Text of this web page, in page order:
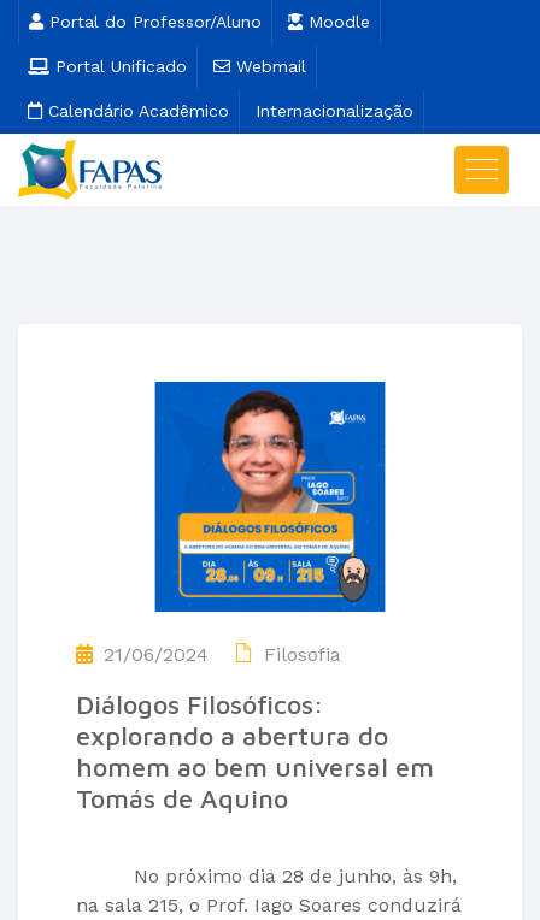
Portal do Professor/Aluno Moodle
Portal Unificado Webmail
Calendário Acadêmico Internacionalização
21/06/2024 Filosofia
Diálogos Filosóficos:
explorando a abertura do
homem ao bem universal em
Tomás de Aquino
No próximo dia 28 de junho, às 9h,
na sala 215, o Prof. Iago Soares conduzirá